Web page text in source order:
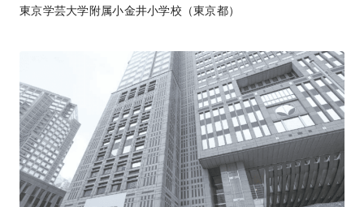
東京学芸大学附属小金井小学校（東京都）